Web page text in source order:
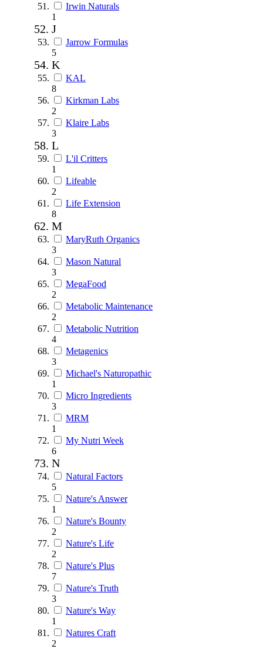
Irwin Naturals
1
J
Jarrow Formulas
5
K
KAL
8
Kirkman Labs
2
Klaire Labs
3
L
L'il Critters
1
Lifeable
2
Life Extension
8
M
MaryRuth Organics
3
Mason Natural
3
MegaFood
2
Metabolic Maintenance
2
Metabolic Nutrition
4
Metagenics
3
Michael's Naturopathic
1
Micro Ingredients
3
MRM
1
My Nutri Week
6
N
Natural Factors
5
Nature's Answer
1
Nature's Bounty
2
Nature's Life
2
Nature's Plus
7
Nature's Truth
3
Nature's Way
1
Natures Craft
2